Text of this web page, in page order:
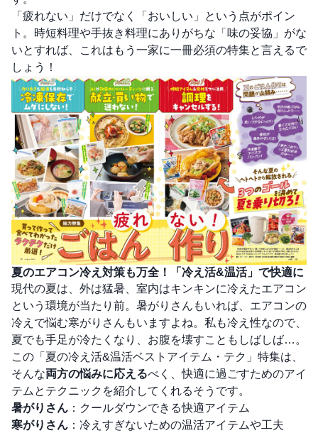
「疲れない」だけでなく「おいしい」という点がポイン
ト。時短料理や手抜き料理にありがちな「味の妥協」がな
いとすれば、これはもう一家に一冊必須の特集と言えるで
しょう！
夏のエアコン冷え対策も万全！「冷え活&温活」で快適に
現代の夏は、外は猛暑、室内はキンキンに冷えたエアコン
という環境が当たり前。暑がりさんもいれば、エアコンの
冷えで悩む寒がりさんもいますよね。私も冷え性なので、
夏でも手足が冷たくなり、お腹を壊すこともしばしば…。
この「夏の冷え活&温活ベストアイテム・テク」特集は、
そんな両方の悩みに応えるべく、快適に過ごすためのアイ
テムとテクニックを紹介してくれるそうです。
暑がりさん ：クールダウンできる快適アイテム
寒がりさん ：冷えすぎないための温活アイテムや工夫